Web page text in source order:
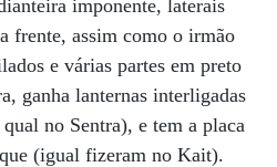
imponente, laterais
frente, assim como o irmão
e várias partes em preto
ganha lanternas interligadas
no Sentra), e tem a placa
(igual fizeram no Kait).